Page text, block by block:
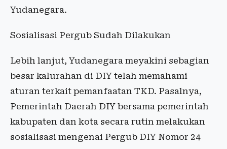
Yudanegara.
Sosialisasi Pergub Sudah Dilakukan
Lebih lanjut, Yudanegara meyakini sebagian
besar kalurahan di DIY telah memahami
aturan terkait pemanfaatan TKD. Pasalnya,
Pemerintah Daerah DIY bersama pemerintah
kabupaten dan kota secara rutin melakukan
sosialisasi mengenai Pergub DIY Nomor 24